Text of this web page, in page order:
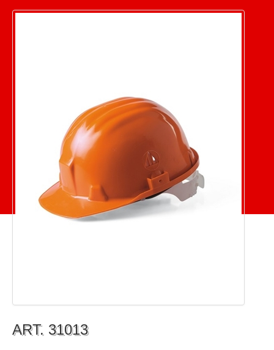
ART. 31013